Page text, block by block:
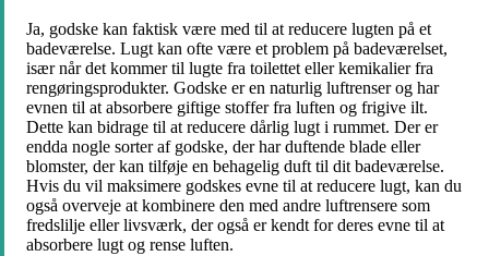
Ja, godske kan faktisk være med til at reducere lugten på et
badeværelse. Lugt kan ofte være et problem på badeværelset,
især når det kommer til lugte fra toilettet eller kemikalier fra
rengøringsprodukter. Godske er en naturlig luftrenser og har
evnen til at absorbere giftige stoffer fra luften og frigive ilt.
Dette kan bidrage til at reducere dårlig lugt i rummet. Der er
endda nogle sorter af godske, der har duftende blade eller
blomster, der kan tilføje en behagelig duft til dit badeværelse.
Hvis du vil maksimere godskes evne til at reducere lugt, kan du
også overveje at kombinere den med andre luftrensere som
fredslilje eller livsværk, der også er kendt for deres evne til at
absorbere lugt og rense luften.